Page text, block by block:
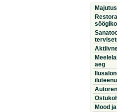
Majutus
aeg
Mood